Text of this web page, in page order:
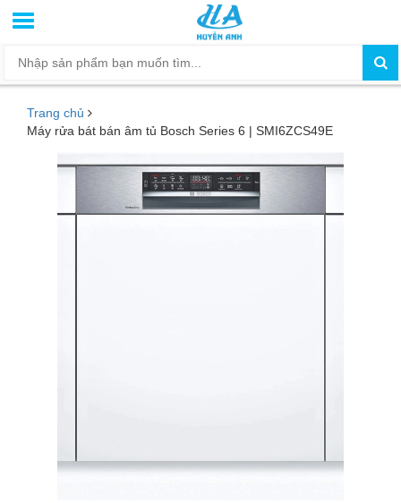
Trang chủ
Máy rửa bát bán âm tủ Bosch Series 6 | SMI6ZCS49E